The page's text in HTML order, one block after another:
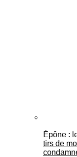
Épône :
tirs de